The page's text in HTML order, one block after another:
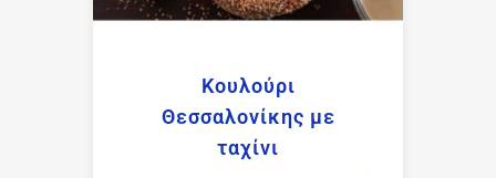
Κουλούρι
Θεσσαλονίκης με
ταχίνι